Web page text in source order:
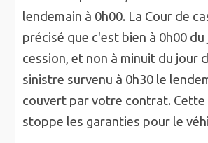
lendemain à 0h00. La Cour de
précisé que c'est bien à 0h00
cession, et non à minuit du jour
sinistre survenu à 0h30 le
couvert par votre contrat. Cette
stoppe les garanties pour le